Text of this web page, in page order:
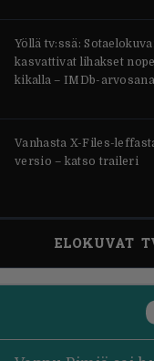
Yöllä tv:ssä:
kasvattivat lihakset
kikalla – IMDb-
Vanhasta X-Files-
versio – katso traileri
ELOKUVAT